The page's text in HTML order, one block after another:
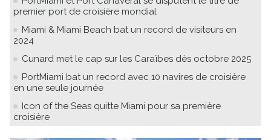
premier port de croisière mondial
Miami & Miami Beach bat un record de visiteurs en
2024
Cunard met le cap sur les Caraïbes dès octobre 2025
PortMiami bat un record avec 10 navires de croisière
en une seule journée
Icon of the Seas quitte Miami pour sa première
croisière